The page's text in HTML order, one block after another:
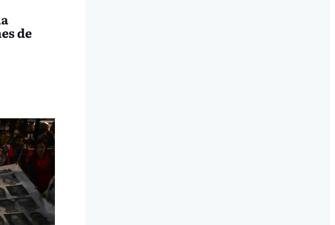
de